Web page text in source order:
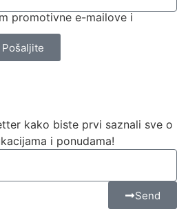
promotivne e-mailove i
Pošaljite
kako biste prvi saznali sve o
i ponudama!
Send